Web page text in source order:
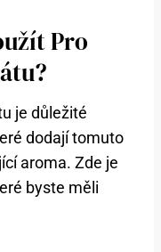
Pro
je důležité
dodají tomuto
aroma. Zde je⁢
byste měli